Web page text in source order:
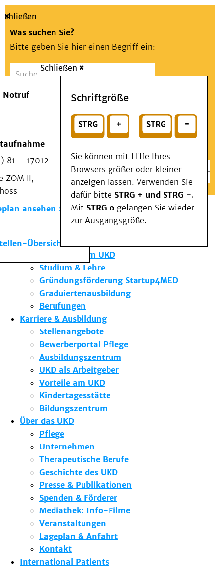
Suche
Schließen
Was suchen Sie?
Bitte geben Sie hier einen Begriff ein:
Suchen
oder
Wählen Sie ein Thema für Ihren Schnelleinstieg
Notfall
Schließen
Notruf
81 – 17012
ZOM II,
ansehen
Übersicht
Schriftgröße
Sie können mit Hilfe Ihres
Browsers größer oder kleiner
anzeigen lassen. Verwenden Sie
dafür bitte STRG + und STRG -.
Mit STRG o gelangen Sie wieder
zur Ausgangsgröße.
Menü
Patienten & Besucher
Kliniken/Institute/Zentren
Als Patient am UKD
Beratung und Unterstützung
Veranstaltungen
Kommunikation im Medizinwesen (KIM)
Notfall
Forschung & Lehre
Die Institute des UKD
Forschung am UKD
Studium & Lehre
Gründungsförderung Startup4MED
Graduiertenausbildung
Berufungen
Karriere & Ausbildung
Stellenangebote
Bewerberportal Pflege
Ausbildungszentrum
UKD als Arbeitgeber
Vorteile am UKD
Kindertagesstätte
Bildungszentrum
Über das UKD
Pflege
Unternehmen
Therapeutische Berufe
Geschichte des UKD
Presse & Publikationen
Spenden & Förderer
Mediathek: Info-Filme
Veranstaltungen
Lageplan & Anfahrt
Kontakt
International Patients